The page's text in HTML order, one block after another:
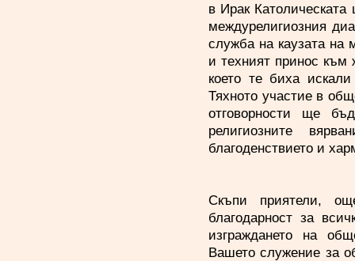
в Ирак
междурелигиозния
служба на каузата на
и техният принос към
което те биха
Тяхното участие в
отговорности ще
религиозните
благоденствието и
Скъпи приятели,
благодарност за
изграждането на
Вашето служение за